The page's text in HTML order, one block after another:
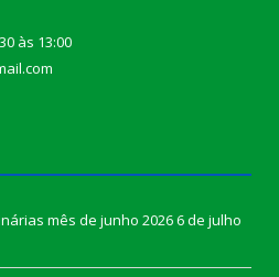
às 13:00
mês de junho 20266 de julho